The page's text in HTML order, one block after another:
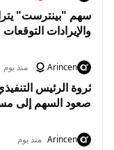
والإيرادات التوقعات
Arincen منذ يوم
صعود السهم إلى
Arincen منذ يوم